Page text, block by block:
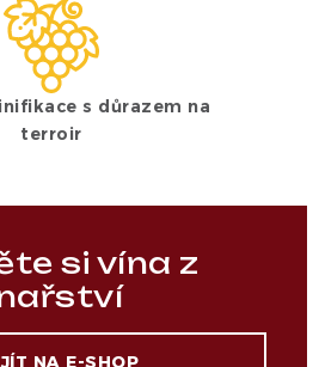
s důrazem na
terroir
si vína z
NA E-SHOP